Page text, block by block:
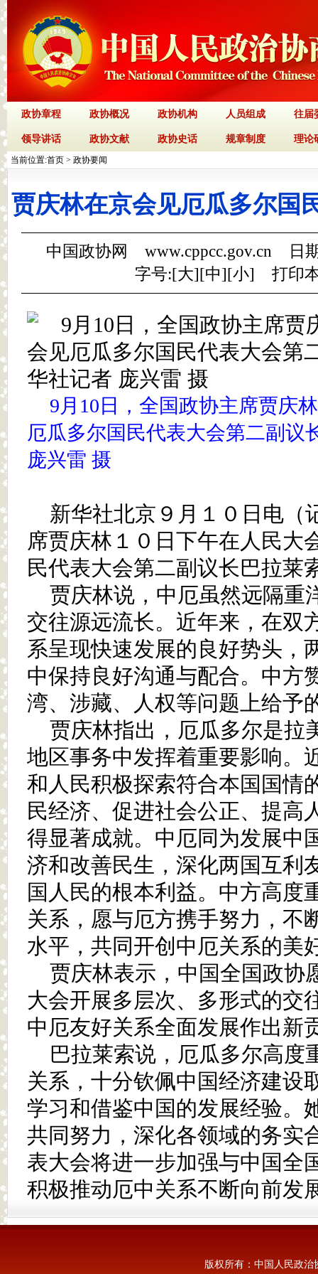
政协章程 政协概况 政协机构 人员组成 往届
领导讲话 政协文献 政协史话 规章制度 理论
当前位置:首页 > 政协要闻
贾庆林在京会见厄瓜多尔国
中国政协网 www.cppcc.gov.cn 日
字号:[大][中][小] 打印
9月10日，全国政协主席贾庆
厄瓜多尔国民代表大会第二副议
庞兴雷 摄
新华社北京９月１０日电（
席贾庆林１０日下午在人民大
民代表大会第二副议长巴拉莱
贾庆林说，中厄虽然远隔重
交往源远流长。近年来，在双
系呈现快速发展的良好势头，
中保持良好沟通与配合。中方
湾、涉藏、人权等问题上给予
贾庆林指出，厄瓜多尔是拉
地区事务中发挥着重要影响。
和人民积极探索符合本国国情
民经济、促进社会公正、提高
得显著成就。中厄同为发展中
济和改善民生，深化两国互利
国人民的根本利益。中方高度
关系，愿与厄方携手努力，不
水平，共同开创中厄关系的美
贾庆林表示，中国全国政协
大会开展多层次、多形式的交
中厄友好关系全面发展作出新
巴拉莱索说，厄瓜多尔高度
关系，十分钦佩中国经济建设
学习和借鉴中国的发展经验。
共同努力，深化各领域的务实
表大会将进一步加强与中国全
积极推动厄中关系不断向前发
版权所有：中国人民政